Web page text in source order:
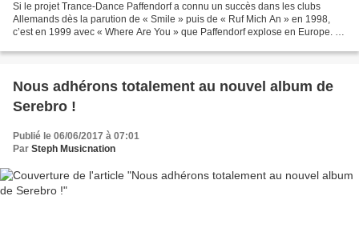
Si le projet Trance-Dance Paffendorf a connu un succès dans les clubs
Allemands dès la parution de « Smile » puis de « Ruf Mich An » en 1998,
c’est en 1999 avec « Where Are You » que Paffendorf explose en Europe. «
Nous adhérons totalement au nouvel album de
Serebro !
Publié le 06/06/2017 à 07:01
Par Steph Musicnation